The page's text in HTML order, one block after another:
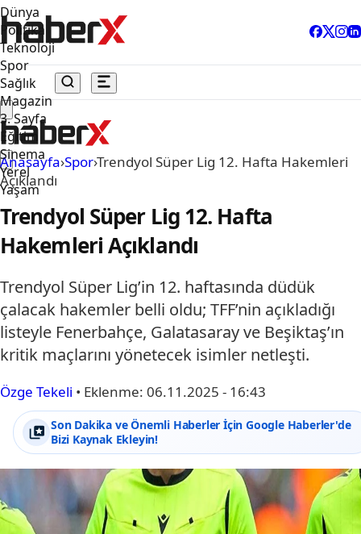
Dünya
Politika
Teknoloji
Spor
Sağlık
Magazin
3. Sayfa
Eğitim
Sinema
Yerel
Yaşam
Anasayfa›Spor›Trendyol Süper Lig 12. Hafta Hakemleri
Açıklandı
Trendyol Süper Lig 12. Hafta
Hakemleri Açıklandı
Trendyol Süper Lig’in 12. haftasında düdük
çalacak hakemler belli oldu; TFF’nin açıkladığı
listeyle Fenerbahçe, Galatasaray ve Beşiktaş’ın
kritik maçlarını yönetecek isimler netleşti.
Özge Tekeli • Eklenme: 06.11.2025 - 16:43
Son Dakika ve Önemli Haberler İçin Google Haberler'de
Bizi Kaynak Ekleyin!